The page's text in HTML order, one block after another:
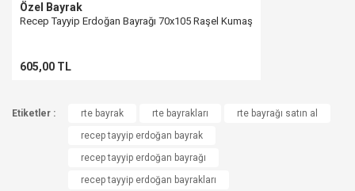
Özel Bayrak
Recep Tayyip Erdoğan Bayrağı 70x105 Raşel Kumaş
605,00 TL
Etiketler : rte bayrak rte bayrakları
rte bayrağı satın al
recep tayyip erdoğan bayrak
recep tayyip erdoğan bayrağı
recep tayyip erdoğan bayrakları